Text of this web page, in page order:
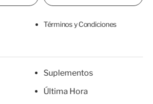
Términos y Condiciones
Suplementos
Última Hora